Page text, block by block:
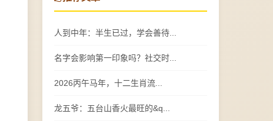
人到中年：半生已过，学会善待...
名字会影响第一印象吗？社交时...
2026丙午马年，十二生肖流...
龙五爷：五台山香火最旺的&q...